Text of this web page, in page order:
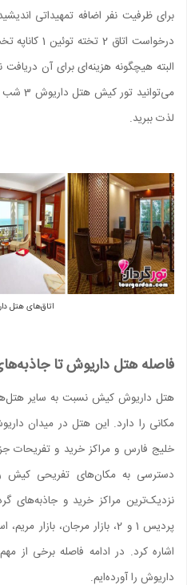
برای ظرفیت نفر اضافه تمهیداتی
درخواست اتاق
البته هیچگونه هزینه‌ای برای آن
لذت ببرید.
اتاق‌های هتل
فاصله هتل داریوش تا
هتل داریوش کیش نسبت به سایر
مکانی را دارد. این هتل در میدان
خلیج فارس و مراکز خرید و تفریحات
دسترسی به مکان‌های تفریحی کیش
نزدیک‌ترین مراکز خرید و جاذبه‌های
پردیس 1 و 2، بازار مرجان،
اشاره کرد. در ادامه فاصله برخی از
داریوش را آورده‌ایم.